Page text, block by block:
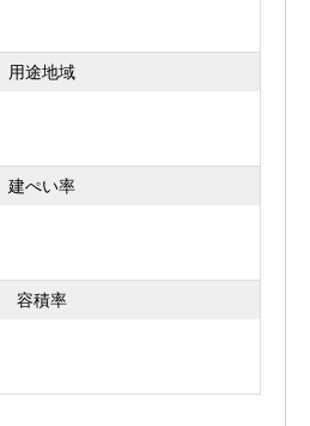
用途地域
建ぺい率
容積率